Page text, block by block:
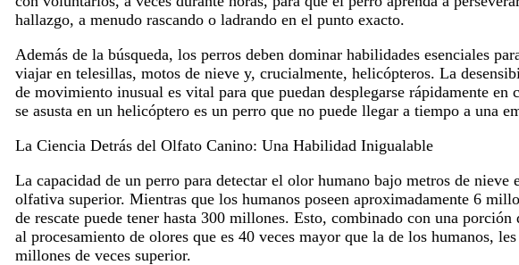
hallazgo, a menudo rascando o ladrando en el punto exacto.
Además de la búsqueda, los perros deben dominar habilidades esenciales
viajar en telesillas, motos de nieve y, crucialmente, helicópteros. La
de movimiento inusual es vital para que puedan desplegarse rápidamente en
se asusta en un helicóptero es un perro que no puede llegar a tiempo a una
La Ciencia Detrás del Olfato Canino: Una Habilidad Inigualable
La capacidad de un perro para detectar el olor humano bajo metros de nieve
olfativa superior. Mientras que los humanos poseen aproximadamente 6
de rescate puede tener hasta 300 millones. Esto, combinado con una
al procesamiento de olores que es 40 veces mayor que la de los humanos,
millones de veces superior.